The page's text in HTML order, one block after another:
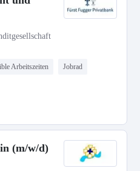
Arbeitszeiten Jobrad
(m/w/d)